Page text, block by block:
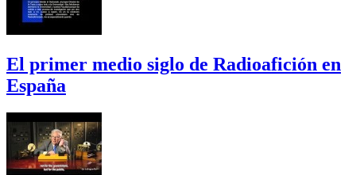
El primer medio siglo de Radioafición en
España